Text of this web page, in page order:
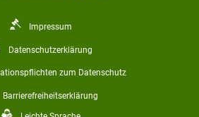
Impressum
Datenschutzerklärung
zum Datenschutz
Barrierefreiheitserklärung